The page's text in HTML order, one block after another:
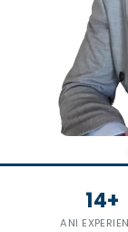
14+
ANI